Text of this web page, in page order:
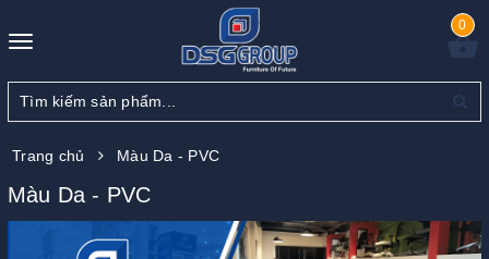
Toggle
0
Trang chủ Màu Da - PVC
Màu Da - PVC